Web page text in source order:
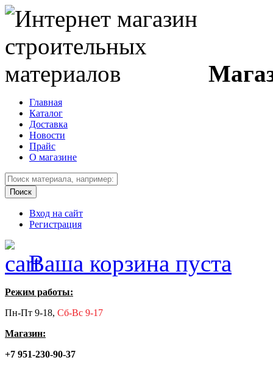
Главная
Каталог
Доставка
Новости
Прайс
О магазине
Вход на сайт
Регистрация
Ваша корзина пуста
Режим работы:
Пн-Пт 9-18, Сб-Вс 9-17
Магазин:
+7 951-230-90-37